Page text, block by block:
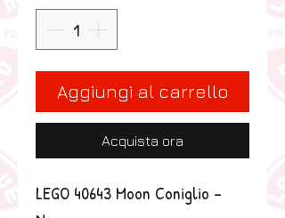
Aggiungi al carrello
Acquista ora
LEGO 40643 Moon Coniglio -